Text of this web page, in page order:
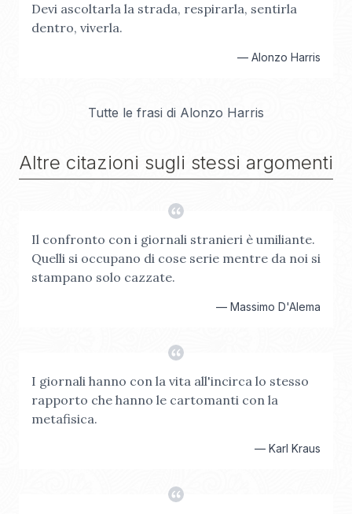
Devi ascoltarla la strada, respirarla, sentirla
dentro, viverla.
— Alonzo Harris
Tutte le frasi di Alonzo Harris
Altre citazioni sugli stessi argomenti
Il confronto con i giornali stranieri è umiliante.
Quelli si occupano di cose serie mentre da noi si
stampano solo cazzate.
— Massimo D'Alema
I giornali hanno con la vita all'incirca lo stesso
rapporto che hanno le cartomanti con la
metafisica.
— Karl Kraus